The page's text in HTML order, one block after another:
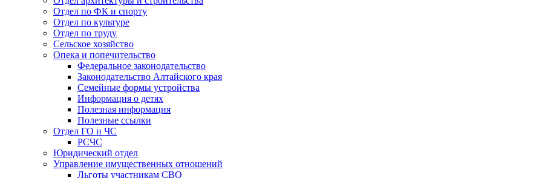
Отдел по ФК и спорту
Отдел по культуре
Отдел по труду
Сельское хозяйство
Опека и попечительство
Федеральное законодательство
Законодательство Алтайского края
Семейные формы устройства
Информация о детях
Полезная информация
Полезные ссылки
Отдел ГО и ЧС
РСЧС
Юридический отдел
Управление имущественных отношений
Льготы участникам СВО